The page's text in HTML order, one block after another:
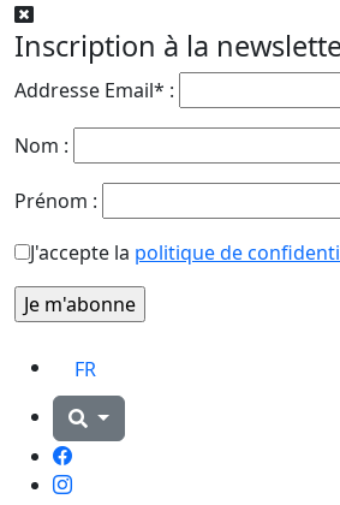
Inscription à la
Addresse Email* :
Nom :
Prénom :
J'accepte la politique de
FR
Facebook
Instagram